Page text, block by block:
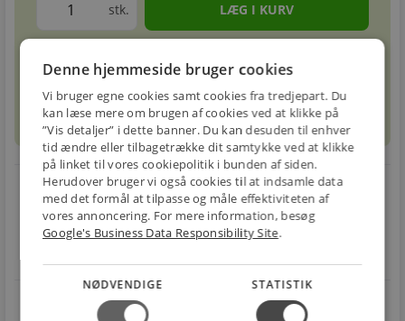
stk.
circleForventet leveringstid: 1-3 hverdageinfo
sellPrismatchinfo
E-MÆRKET
Handle trygt hos
local_shipping
BILLIG
FRAGT
restart_alt
30 DAGES
4.1 på Trustpilot 11,691 anmeldelser
Denne hjemmeside bruger cookies
Vi bruger egne cookies samt cookies fra tredjepart. Du
kan læse mere om brugen af cookies ved at klikke på
”Vis detaljer” i dette banner. Du kan desuden til enhver
tid ændre eller tilbagetrække dit samtykke ved at klikke
på linket til vores cookiepolitik i bunden af siden.
Herudover bruger vi også cookies til at indsamle data
med det formål at tilpasse og måle effektiviteten af
vores annoncering. For mere information, besøg
Google's Business Data Responsibility Site.
NØDVENDIGE STATISTIK